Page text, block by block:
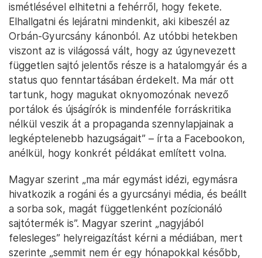
ismétlésével elhitetni a fehérről, hogy fekete.
Elhallgatni és lejáratni mindenkit, aki kibeszél az
Orbán-Gyurcsány kánonból. Az utóbbi hetekben
viszont az is világossá vált, hogy az úgynevezett
független sajtó jelentős része is a hatalomgyár és a
status quo fenntartásában érdekelt. Ma már ott
tartunk, hogy magukat oknyomozónak nevező
portálok és újságírók is mindenféle forráskritika
nélkül veszik át a propaganda szennylapjainak a
legképtelenebb hazugságait” – írta a Facebookon,
anélkül, hogy konkrét példákat említett volna.
Magyar szerint „ma már egymást idézi, egymásra
hivatkozik a rogáni és a gyurcsányi média, és beállt
a sorba sok, magát függetlenként pozícionáló
sajtótermék is”. Magyar szerint „nagyjából
felesleges” helyreigazítást kérni a médiában, mert
szerinte „semmit nem ér egy hónapokkal később,